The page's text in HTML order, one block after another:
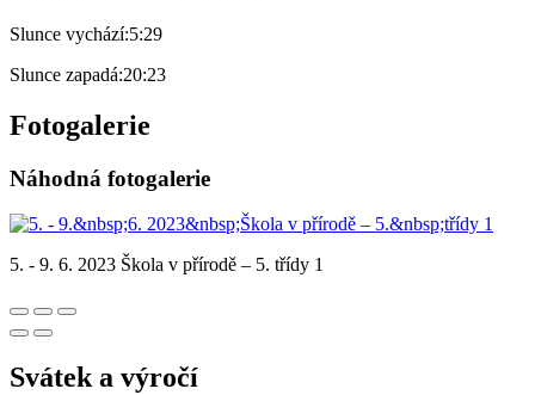
Slunce vychází:5:29
Slunce zapadá:20:23
Fotogalerie
Náhodná fotogalerie
5. - 9. 6. 2023 Škola v přírodě – 5. třídy 1
Svátek a výročí